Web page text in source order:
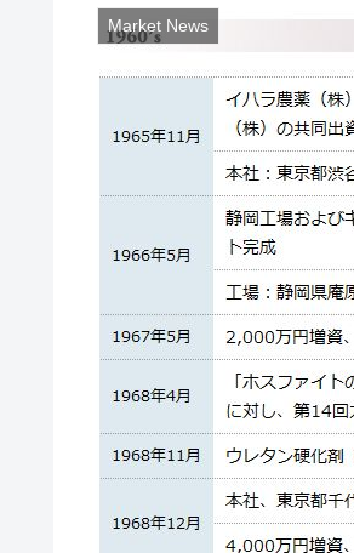
Market News